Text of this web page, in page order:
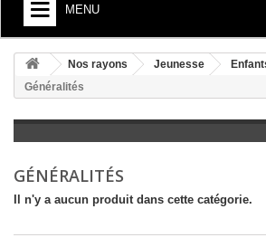
MENU
ARTS ET SOCIÉTÉ
LITTÉRATURE
LOISIRS, VIE PRATIQUE
SCOLAIRE ET DICTIONNAIRE
Nos rayons Jeunesse
Généralités
GÉNÉRALITÉS
Il n'y a aucun produit dans cette catégorie.